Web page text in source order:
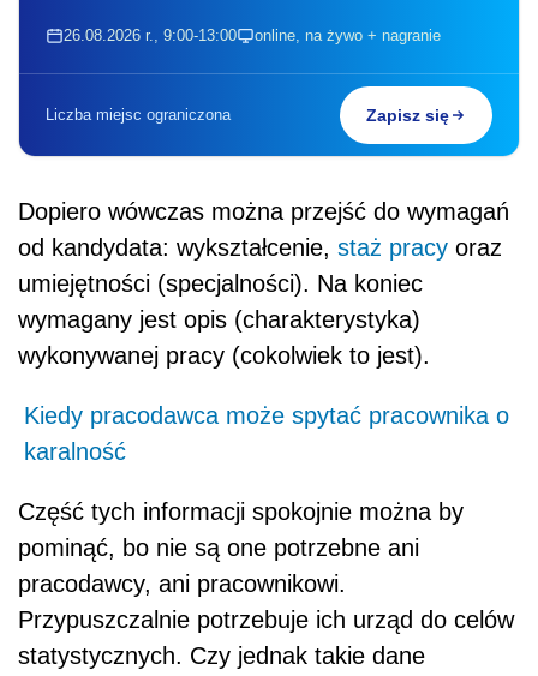
26.08.2026 r., 9:00-13:00 online, na żywo + nagranie
Liczba miejsc ograniczona Zapisz się
Dopiero wówczas można przejść do wymagań
od kandydata: wykształcenie, staż pracy oraz
umiejętności (specjalności). Na koniec
wymagany jest opis (charakterystyka)
wykonywanej pracy (cokolwiek to jest).
Kiedy pracodawca może spytać pracownika o
karalność
Część tych informacji spokojnie można by
pominąć, bo nie są one potrzebne ani
pracodawcy, ani pracownikowi.
Przypuszczalnie potrzebuje ich urząd do celów
statystycznych. Czy jednak takie dane